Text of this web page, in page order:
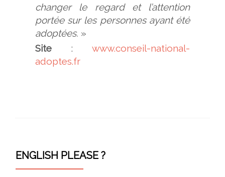
changer le regard et l’attention
portée sur les personnes ayant été
adoptées. »
Site : www.conseil-national-
adoptes.fr
ENGLISH PLEASE ?